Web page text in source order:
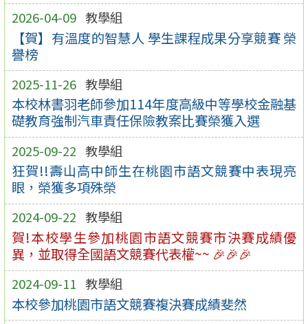
2026-04-09 教學組
【賀】有溫度的智慧人 學生課程成果分享競賽 榮
譽榜
2025-11-26 教學組
本校林書羽老師參加114年度高級中等學校金融基
礎教育強制汽車責任保險教案比賽榮獲入選
2025-09-22 教學組
狂賀!!壽山高中師生在桃園市語文競賽中表現亮
眼，榮獲多項殊榮
2024-09-22 教學組
賀!本校學生參加桃園市語文競賽市決賽成績優
異，並取得全國語文競賽代表權~~ 🎉🎉🎉
2024-09-11 教學組
本校參加桃園市語文競賽複決賽成績斐然